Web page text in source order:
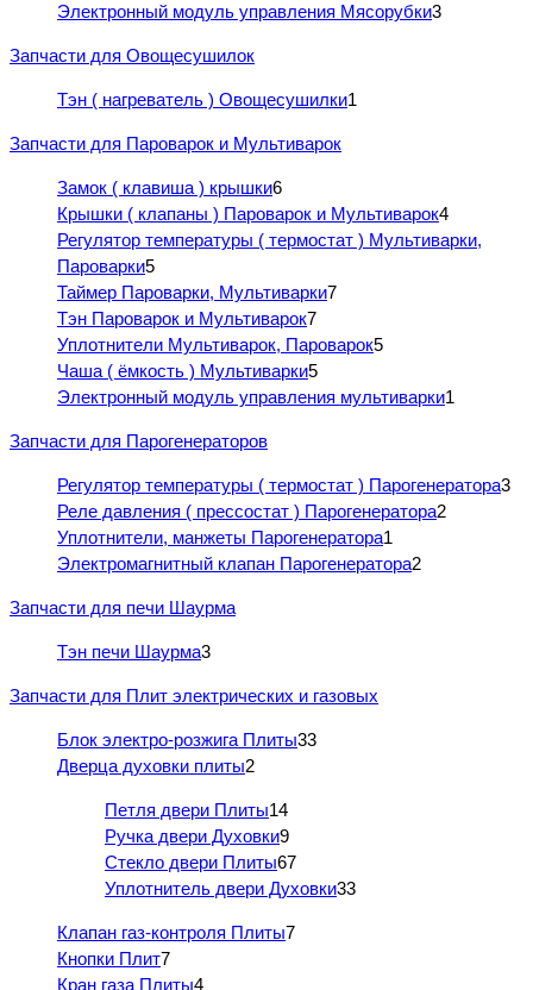
Электронный модуль управления Мясорубки3
Запчасти для Овощесушилок
Тэн ( нагреватель ) Овощесушилки1
Запчасти для Пароварок и Мультиварок
Замок ( клавиша ) крышки6
Крышки ( клапаны ) Пароварок и Мультиварок4
Регулятор температуры ( термостат ) Мультиварки,
Пароварки5
Таймер Пароварки, Мультиварки7
Тэн Пароварок и Мультиварок7
Уплотнители Мультиварок, Пароварок5
Чаша ( ёмкость ) Мультиварки5
Электронный модуль управления мультиварки1
Запчасти для Парогенераторов
Регулятор температуры ( термостат ) Парогенератора3
Реле давления ( прессостат ) Парогенератора2
Уплотнители, манжеты Парогенератора1
Электромагнитный клапан Парогенератора2
Запчасти для печи Шаурма
Тэн печи Шаурма3
Запчасти для Плит электрических и газовых
Блок электро-розжига Плиты33
Дверца духовки плиты2
Петля двери Плиты14
Ручка двери Духовки9
Стекло двери Плиты67
Уплотнитель двери Духовки33
Клапан газ-контроля Плиты7
Кнопки Плит7
Кран газа Плиты4